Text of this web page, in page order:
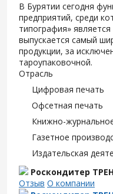
В Бурятии сегодня
предприятий, среди
типография»
выпускается самый
продукции, за
тароупаковочной.
Отрасль
Цифровая печать
Офсетная печать
Книжно-
Газетное
Издательская
Роскондитер
Отзыв О компании